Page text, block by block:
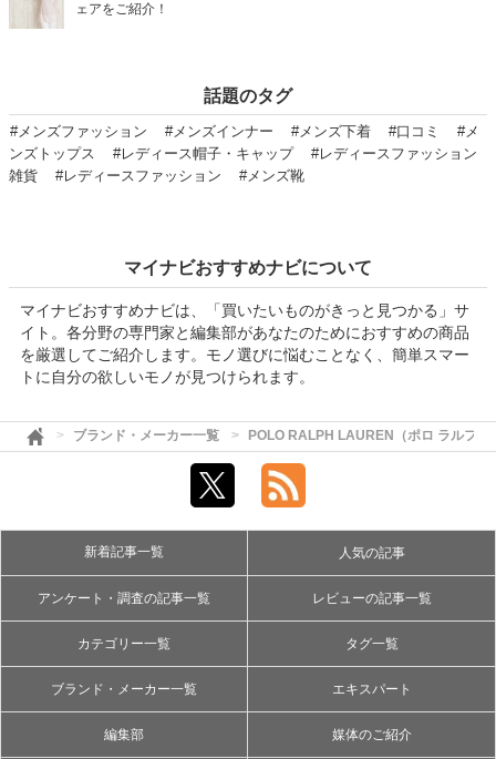
ェアをご紹介！
話題のタグ
#メンズファッション #メンズインナー #メンズ下着 #口コミ
#メ
ンズトップス
#レディース帽子・キャップ
#レディースファッション
雑貨
#レディースファッション #メンズ靴
マイナビおすすめナビについて
マイナビおすすめナビは、「買いたいものがきっと見つかる」サ
イト。各分野の専門家と編集部があなたのためにおすすめの商品
を厳選してご紹介します。モノ選びに悩むことなく、簡単スマー
トに自分の欲しいモノが見つけられます。
ブランド・メーカー一覧 POLO RALPH LAUREN（ポロ ラルフロ
新着記事一覧 人気の記事
アンケート・調査の記事一覧 レビューの記事一覧
カテゴリー一覧 タグ一覧
ブランド・メーカー一覧 エキスパート
編集部 媒体のご紹介